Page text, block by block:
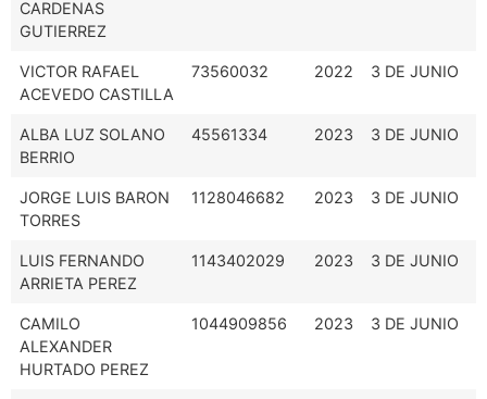
CARDENAS
GUTIERREZ
VICTOR RAFAEL
ACEVEDO CASTILLA
73560032 2022 3 DE JUNIO
ALBA LUZ SOLANO
BERRIO
45561334 2023 3 DE JUNIO
JORGE LUIS BARON
TORRES
1128046682 2023 3 DE JUNIO
LUIS FERNANDO
ARRIETA PEREZ
1143402029 2023 3 DE JUNIO
CAMILO
ALEXANDER
HURTADO PEREZ
1044909856 2023 3 DE JUNIO